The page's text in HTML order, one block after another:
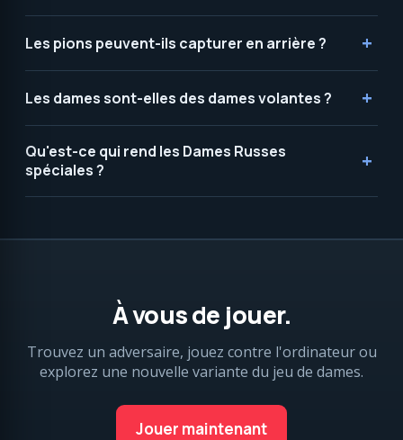
Les pions peuvent-ils capturer en arrière ?
Les dames sont-elles des dames volantes ?
Qu'est-ce qui rend les Dames Russes
spéciales ?
À vous de jouer.
Trouvez un adversaire, jouez contre l'ordinateur ou
explorez une nouvelle variante du jeu de dames.
Jouer maintenant